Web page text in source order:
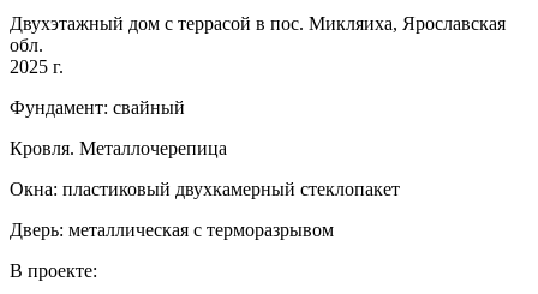
Двухэтажный дом с террасой в пос. Микляиха, Ярославская
обл.
2025 г.
Фундамент: свайный
Кровля. Металлочерепица
Окна: пластиковый двухкамерный стеклопакет
Дверь: металлическая с терморазрывом
В проекте: